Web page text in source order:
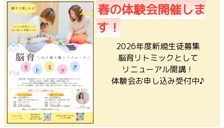
春の体験会開催しま
す！
2026年度新規生徒募集
脳育リトミックとして
リニューアル開講！
体験会お申し込み受付中♪